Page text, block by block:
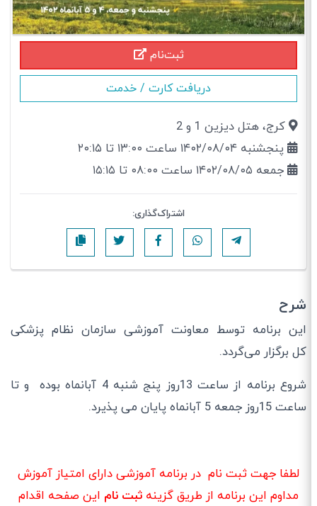
ثبت‌نام
دریافت کارت / خدمت
كرج، هتل دیزین 1 و 2
پنجشنبه ۱۴۰۲/۰۸/۰۴ ساعت ۱۳:۰۰ تا ۲۰:۱۵
جمعه ۱۴۰۲/۰۸/۰۵ ساعت ۰۸:۰۰ تا ۱۵:۱۵
اشتراک‌گذاری:
شرح
این برنامه توسط معاونت آموزشی سازمان نظام پزشکی
کل برگزار می‌گردد.
شروع برنامه از ساعت 13روز پنج شنبه 4 آبانماه بوده و‌ تا
ساعت 15روز جمعه 5 آبانماه پایان می پذیرد.
لطفا جهت ثبت نام در برنامه آموزشی دارای امتیاز آموزش
مداوم این برنامه از طریق گزینهثبت ناماین صفحه اقدام